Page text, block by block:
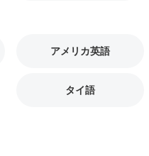
アメリカ英語
タイ語